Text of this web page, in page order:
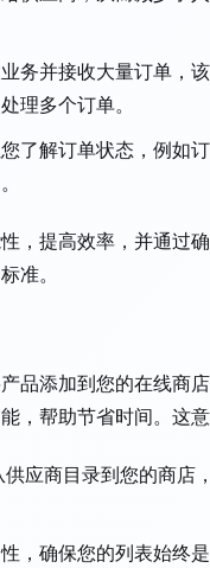
务并接收大量订单，
理多个订单。
了解订单状态，例如
，提高效率，并通过
准。
品添加到您的在线商
，帮助节省时间。这
应商目录到您的商店
，确保您的列表始终